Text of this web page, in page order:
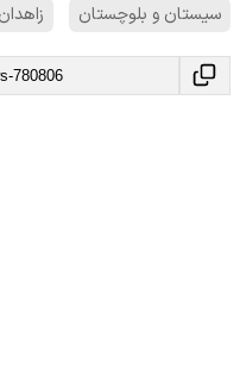
سیستان و بلوچستان زاهدان